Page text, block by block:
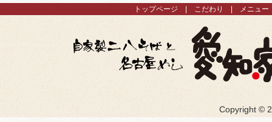
トップページ こだわり メニュー
Copyright ©